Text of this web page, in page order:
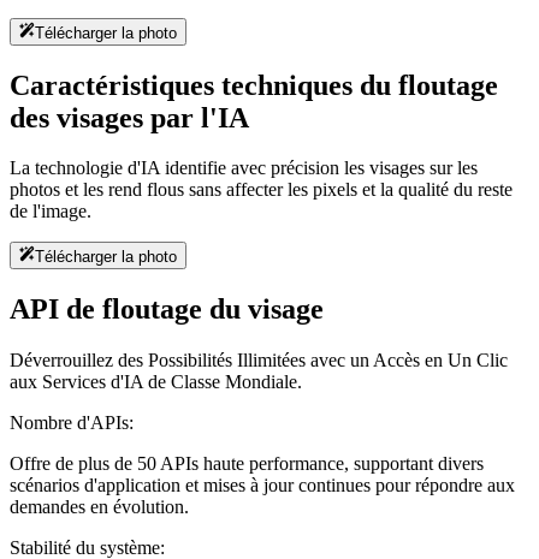
Télécharger la photo
Caractéristiques techniques du floutage
des visages par l'IA
La technologie d'IA identifie avec précision les visages sur les
photos et les rend flous sans affecter les pixels et la qualité du reste
de l'image.
Télécharger la photo
API de floutage du visage
Déverrouillez des Possibilités Illimitées avec un Accès en Un Clic
aux Services d'IA de Classe Mondiale.
Nombre d'APIs:
Offre de plus de 50 APIs haute performance, supportant divers
scénarios d'application et mises à jour continues pour répondre aux
demandes en évolution.
Stabilité du système: